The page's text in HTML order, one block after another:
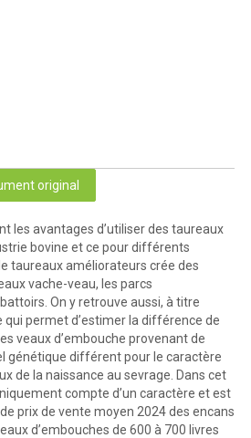
original
les avantages d’utiliser des taureaux
bovine et ce pour différents
taureaux améliorateurs crée des
vache-veau, les parcs
On y retrouve aussi, à titre
qui permet d’estimer la différence de
veaux d’embouche provenant de
génétique différent pour le caractère
de la naissance au sevrage. Dans cet
compte d’un caractère et est
prix de vente moyen 2024 des encans
d’embouches de 600 à 700 livres